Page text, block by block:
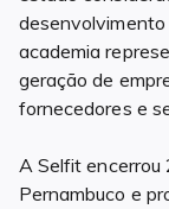
academia
geração de
fornecedores e
A Selfit encerrou
Pernambuco e